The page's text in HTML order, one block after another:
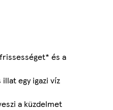
és a
egy igazi víz
a küzdelmet